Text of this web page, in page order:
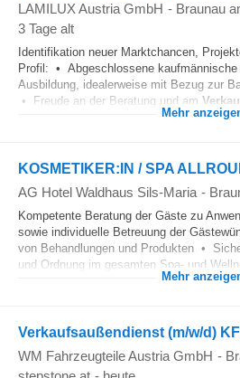
LAMILUX Austria GmbH - Braunau
3 Tage alt
Identifikation neuer Marktchancen,
Profil: • Abgeschlossene kaufmännische
Ausbildung, idealerweise mit Bezug zur
• Freude an der Beratung und am
Mehr
KOSMETIKER:IN / SPA
AG Hotel Waldhaus Sils-Maria -
Kompetente Beratung der Gäste zu
sowie individuelle Betreuung der
von Behandlungen und Produkten •
und Ordnung im gesamten Spa- und
Mehr
Verkaufsaußendienst (m/w/d)
WM Fahrzeugteile Austria GmbH -